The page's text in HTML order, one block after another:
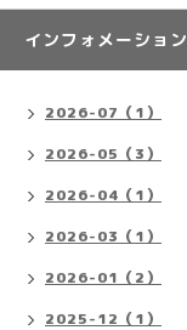
インフォメーション
2026-07（1）
2026-05（3）
2026-04（1）
2026-03（1）
2026-01（2）
2025-12（1）